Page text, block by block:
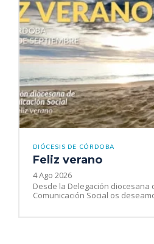
DIÓCESIS DE CÓRDOBA
Feliz verano
4 Ago 2026
Desde la Delegación diocesana
Comunicación Social os